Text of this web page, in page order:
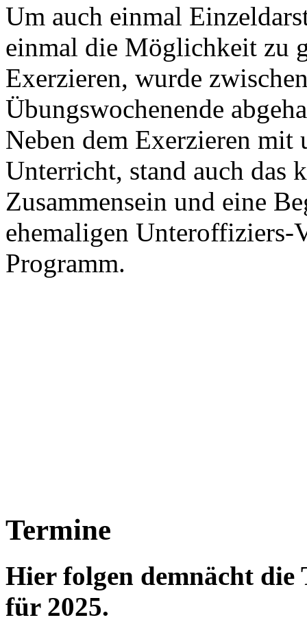
Um auch einmal
einmal die Möglichkeit zu
Exerzieren, wurde
Übungswochenende
Neben dem Exerzieren mit
Unterricht, stand auch das
Zusammensein und eine
ehemaligen Unteroffiziers-
Programm.
Termine
Hier folgen demnächt
für 2025.